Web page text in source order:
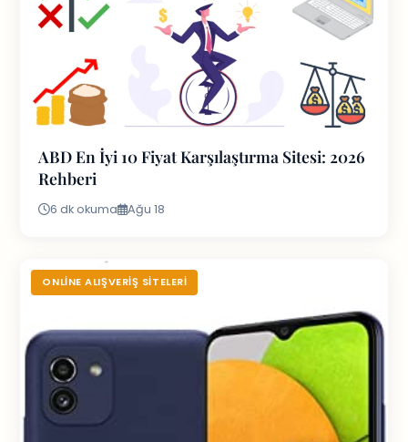
ABD En İyi 10 Fiyat Karşılaştırma Sitesi: 2026
Rehberi
6 dk okuma Ağu 18
ONLINE ALIŞVERIŞ SITELERI